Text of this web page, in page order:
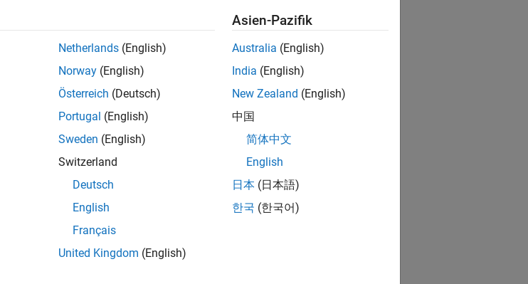
Netherlands (English)
Norway (English)
Österreich (Deutsch)
Portugal (English)
Sweden (English)
Switzerland
Deutsch
English
Français
United Kingdom (English)
Asien-Pazifik
Australia (English)
India (English)
New Zealand (English)
中国
简体中文
English
日本 (日本語)
한국 (한국어)